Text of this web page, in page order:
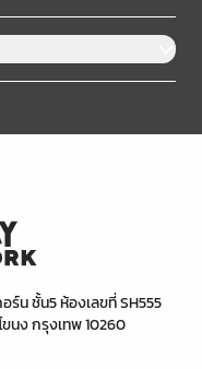
ร์น ชั้น5 ห้องเลขที่ SH555
นง กรุงเทพ 10260